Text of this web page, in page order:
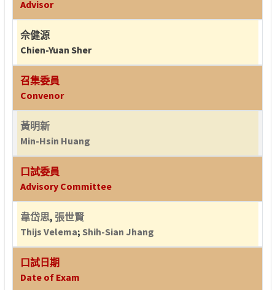
Advisor
佘健源
Chien-Yuan Sher
召集委員
Convenor
黃明新
Min-Hsin Huang
口試委員
Advisory Committee
韋岱思, 張世賢
Thijs Velema; Shih-Sian Jhang
口試日期
Date of Exam